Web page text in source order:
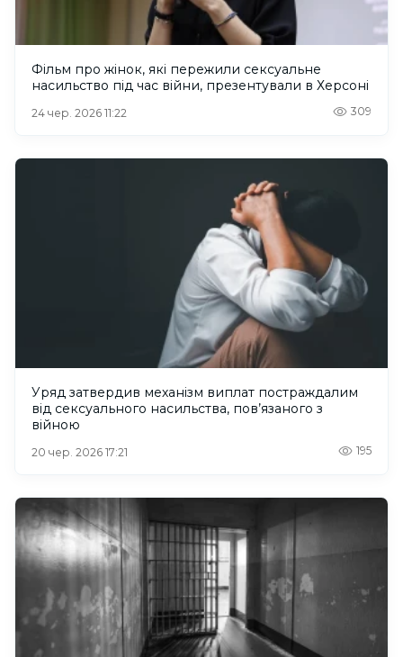
Фільм про жінок, які пережили сексуальне
насильство під час війни, презентували в Херсоні
24 чер. 2026 11:22 309
Уряд затвердив механізм виплат постраждалим
від сексуального насильства, пов’язаного з
війною
20 чер. 2026 17:21 195